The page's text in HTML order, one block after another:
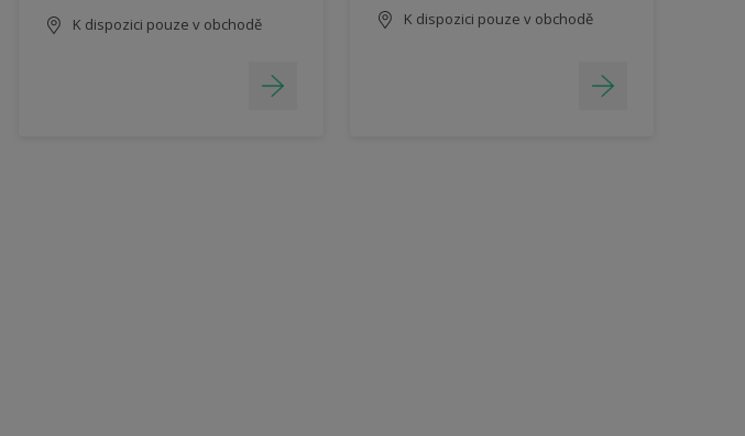
K dispozici pouze v obchodě
K dispozici pouze v obchodě